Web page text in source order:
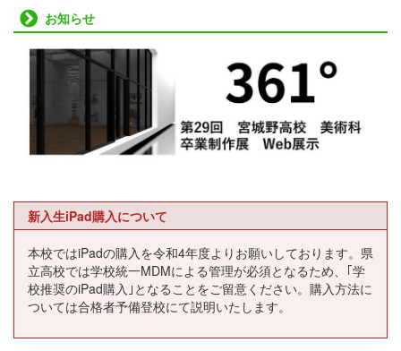
お知らせ
新入生iPad購入について
本校ではiPadの購入を令和4年度よりお願いしております。県
立高校では学校統一MDMによる管理が必須となるため、｢学
校推奨のiPad購入｣となることをご留意ください。購入方法に
ついては合格者予備登校にて説明いたします。